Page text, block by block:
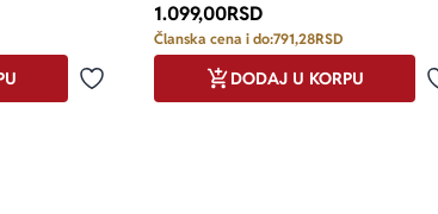
Dodaj u omiljene
1.099,00RSD
Članska cena i do:791,28RSD
DODAJ U KORPU